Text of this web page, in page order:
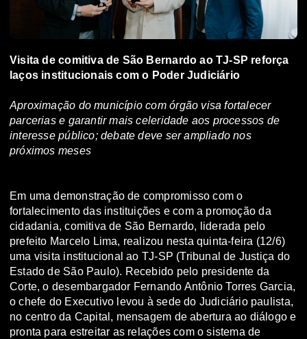
Visita de comitiva de São Bernardo ao TJ-SP reforça
laços institucionais com o Poder Judiciário
Aproximação do município com órgão visa fortalecer
parcerias e garantir mais celeridade aos processos de
interesse público; debate deve ser ampliado nos
próximos meses
Em uma demonstração de compromisso com o
fortalecimento das instituições e com a promoção da
cidadania, comitiva de São Bernardo, liderada pelo
prefeito Marcelo Lima, realizou nesta quinta-feira (12/6)
uma visita institucional ao TJ-SP (Tribunal de Justiça do
Estado de São Paulo). Recebido pelo presidente da
Corte, o desembargador Fernando Antônio Torres Garcia,
o chefe do Executivo levou à sede do Judiciário paulista,
no centro da Capital, mensagem de abertura ao diálogo e
pronta para estreitar as relações com o sistema de